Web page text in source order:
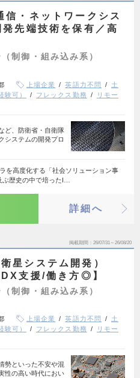
信・ネットワークシス
先端技術を保有／高
制御・組み込み系）
上場企業 英語力不問
土
験可） フレックス勤務
リモー
ど、防衛省・自衛隊
システムの開発プロ
を高度化する「社会ソリューション事
歴史の中で培ったI…
詳細へ
掲載期間 26/07/31～26/08/20
星システム開発）
DX支援/働き方◎】
制御・組み込み系）
上場企業 英語力不問
土
験可） フレックス勤務
リモー
勢といった不安や混
性の高い時代におい